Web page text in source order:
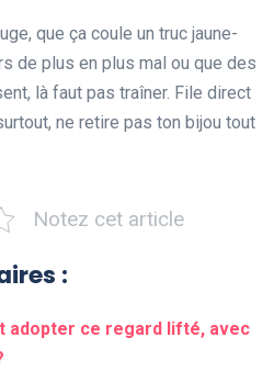
que ça coule un truc jaune-
de plus en plus mal ou que des
là faut pas traîner. File direct
ne retire pas ton bijou tout
Notez cet article
:
adopter ce regard lifté, avec